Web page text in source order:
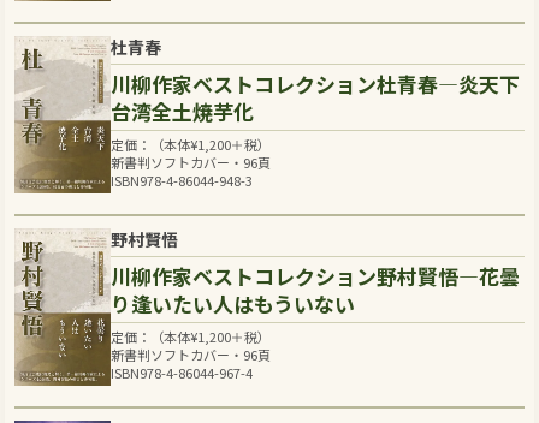
杜青春
川柳作家ベストコレクション杜青春―炎天下
台湾全土焼芋化
定価：（本体¥1,200＋税）
新書判ソフトカバー・96頁
ISBN978-4-86044-948-3
野村賢悟
川柳作家ベストコレクション野村賢悟―花曇
り逢いたい人はもういない
定価：（本体¥1,200＋税）
新書判ソフトカバー・96頁
ISBN978-4-86044-967-4